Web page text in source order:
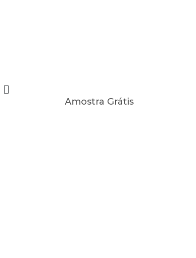
Amostra Grátis